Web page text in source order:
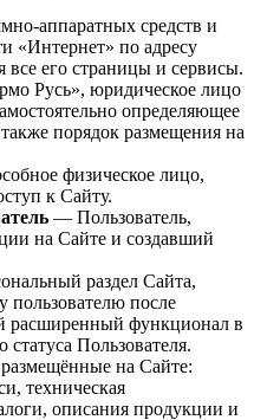
аппаратных средств и
«Интернет» по адресу
все его страницы и сервисы.
Русь», юридическое лицо
определяющее
порядок размещения на
физическое лицо,
к Сайту.
— Пользователь,
на Сайте и создавший
раздел Сайта,
пользователю после
расширенный функционал в
Пользователя.
на Сайте:
техническая
описания продукции и